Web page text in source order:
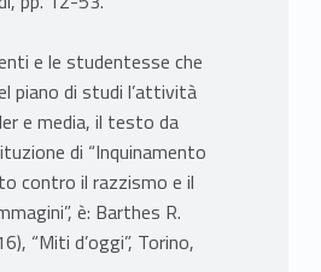
e le studentesse che
piano di studi l’attività
e media, il testo da
di “Inquinamento
contro il razzismo e il
è: Barthes R.
“Miti d’oggi”, Torino,